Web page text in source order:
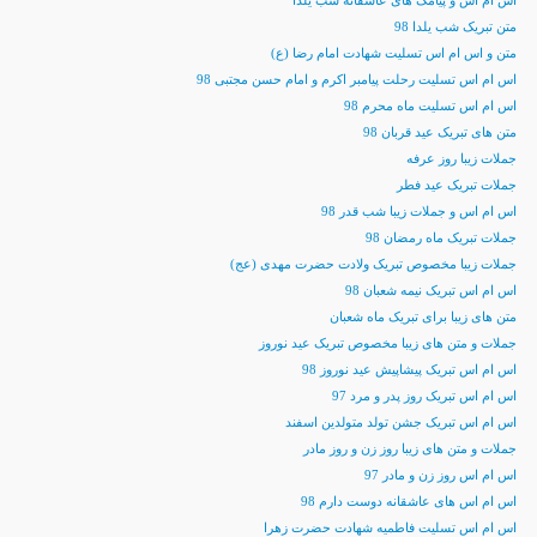
متن تبریک شب یلدا 98
متن و اس ام اس تسلیت شهادت امام رضا (ع)
اس ام اس تسلیت رحلت پیامبر اکرم و امام حسن مجتبی 98
اس ام اس تسلیت ماه محرم 98
متن های تبریک عید قربان 98
جملات زیبا روز عرفه
جملات تبریک عید فطر
اس ام اس و جملات زیبا شب قدر 98
جملات تبریک ماه رمضان 98
جملات زیبا مخصوص تبریک ولادت حضرت مهدی (عج)
اس ام اس تبریک نیمه شعبان 98
متن های زیبا برای تبریک ماه شعبان
جملات و متن های زیبا مخصوص تبریک عید نوروز
اس ام اس تبریک پیشاپیش عید نوروز 98
اس ام اس تبریک روز پدر و مرد 97
اس ام اس تبریک جشن تولد متولدین اسفند
جملات و متن های زیبا روز زن و روز مادر
اس ام اس روز زن و مادر 97
اس ام اس های عاشقانه دوست دارم 98
اس ام اس تسلیت فاطمیه شهادت حضرت زهرا